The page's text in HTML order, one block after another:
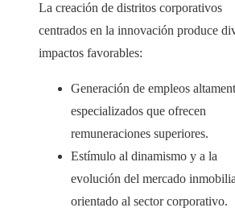
La creación de distritos corporativos
centrados en la innovación produce
impactos favorables:
Generación de empleos
especializados que ofrecen
remuneraciones superiores.
Estímulo al dinamismo y a la
evolución del mercado
orientado al sector corporativo.